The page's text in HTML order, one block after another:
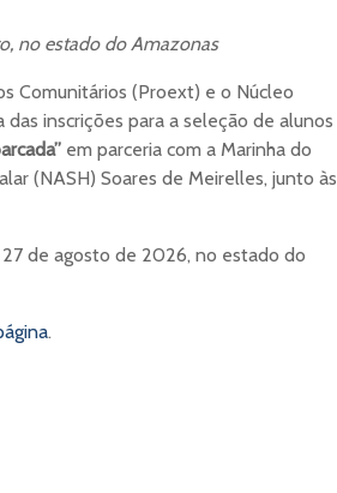
no estado do Amazonas
Comunitários (Proext) e o Núcleo
inscrições para a seleção de alunos
em parceria com a Marinha do
(NASH) Soares de Meirelles, junto às
de agosto de 2026, no estado do
.